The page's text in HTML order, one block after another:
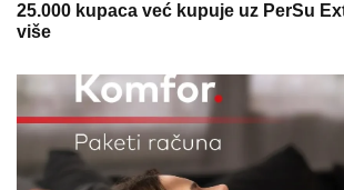
25.000 kupaca već kupuje uz PerSu
više